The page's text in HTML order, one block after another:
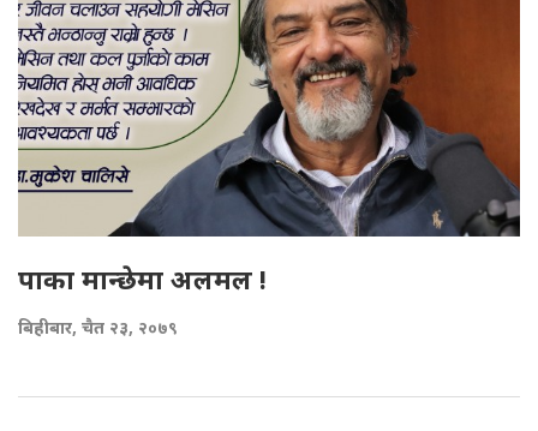
पाका मान्छेमा अलमल !
बिहीबार, चैत २३, २०७९